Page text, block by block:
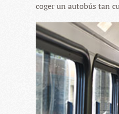
coger un autobús tan